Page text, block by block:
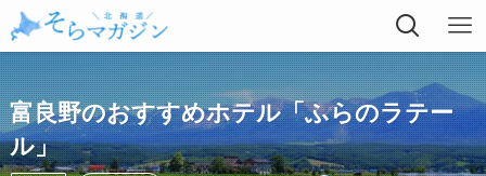
富良野のおすすめホテル「ふらのラテー
ル」